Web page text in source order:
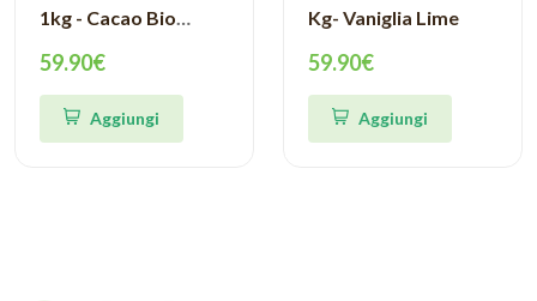
1kg - Cacao Bio
59.90€
Aggiungi
Kg- Vaniglia Lime
59.90€
Aggiungi